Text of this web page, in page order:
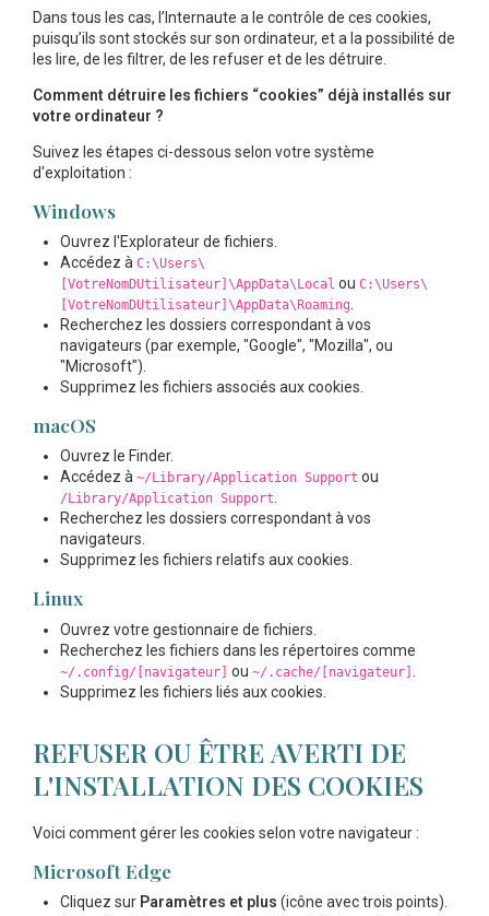
Dans tous les cas, l’Internaute a le contrôle de ces cookies,
puisqu’ils sont stockés sur son ordinateur, et a la possibilité de
les lire, de les filtrer, de les refuser et de les détruire.
Comment détruire les fichiers “cookies” déjà installés sur
votre ordinateur ?
Suivez les étapes ci-dessous selon votre système
d'exploitation :
Windows
Ouvrez l'Explorateur de fichiers.
Accédez àC:\Users\
[VotreNomDUtilisateur]\AppData\Local ouC:\Users\
[VotreNomDUtilisateur]\AppData\Roaming
Recherchez les dossiers correspondant à vos
navigateurs (par exemple, "Google", "Mozilla", ou
"Microsoft").
Supprimez les fichiers associés aux cookies.
macOS
Ouvrez le Finder.
Accédez à~/Library/Application Support ou
/Library/Application Support.
Recherchez les dossiers correspondant à vos
navigateurs.
Supprimez les fichiers relatifs aux cookies.
Linux
Ouvrez votre gestionnaire de fichiers.
Recherchez les fichiers dans les répertoires comme
~/.config/[navigateur] ou~/.cache/[navigateur]
Supprimez les fichiers liés aux cookies.
REFUSER OU ÊTRE AVERTI DE
L'INSTALLATION DES COOKIES
Voici comment gérer les cookies selon votre navigateur :
Microsoft Edge
Cliquez sur Paramètres et plus (icône avec trois points).